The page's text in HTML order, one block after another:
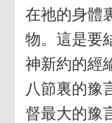
在祂的身體
物。這是要
神新約的經
八節裏的豫
督最大的豫